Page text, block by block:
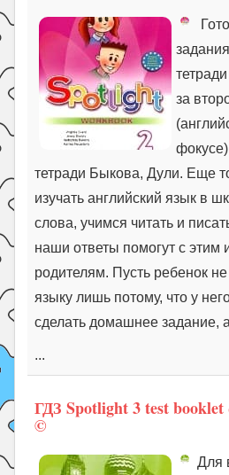
за
тетради Быкова, Дули. Еще
изучать английский язык в
слова, учимся читать и
наши ответы помогут с этим
родителям. Пусть ребенок не
языку лишь потому, что у
сделать домашнее задание, а
...
ГДЗ Spotlight 3 test booklet
©
Для